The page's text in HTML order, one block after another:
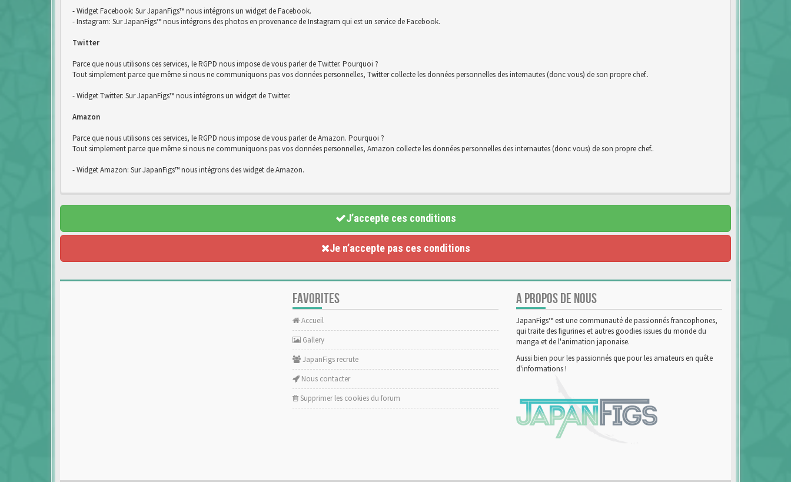
- Widget Facebook: Sur JapanFigs™ nous intégrons un widget de Facebook.
- Instagram: Sur JapanFigs™ nous intégrons des photos en provenance de Instagram qui est un service de Facebook.
Twitter
Parce que nous utilisons ces services, le RGPD nous impose de vous parler de Twitter. Pourquoi ?
Tout simplement parce que même si nous ne communiquons pas vos données personnelles, Twitter collecte les données personnelles des internautes (donc vous) de son propre chef..
- Widget Twitter: Sur JapanFigs™ nous intégrons un widget de Twitter.
Amazon
Parce que nous utilisons ces services, le RGPD nous impose de vous parler de Amazon. Pourquoi ?
Tout simplement parce que même si nous ne communiquons pas vos données personnelles, Amazon collecte les données personnelles des internautes (donc vous) de son propre chef..
- Widget Amazon: Sur JapanFigs™ nous intégrons des widget de Amazon.
J’accepte ces conditions
Je n’accepte pas ces conditions
FAVORITES
Accueil
Gallery
JapanFigs recrute
Nous contacter
Supprimer les cookies du forum
A PROPOS DE NOUS
JapanFigs™ est une communauté de passionnés francophones,
qui traite des figurines et autres goodies issues du monde du
manga et de l'animation japonaise.
Aussi bien pour les passionnés que pour les amateurs en quête
d'informations !